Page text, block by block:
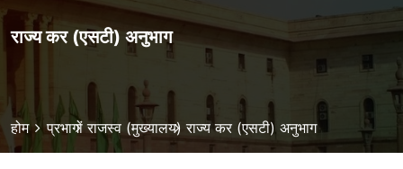
राज्य कर (एसटी) अनुभाग
Breadcrumb
होम प्रभागों राजस्व (मुख्यालय) राज्य कर (एसटी) अनुभाग